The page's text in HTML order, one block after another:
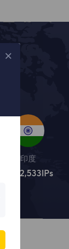
印度
4,322,534 IPs